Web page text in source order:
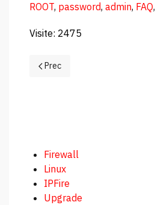
ROOT, password, admin, FAQ,
Visite: 2475
Articolo precedente: Protocolli
Prec
Firewall
Linux
IPFire
Upgrade